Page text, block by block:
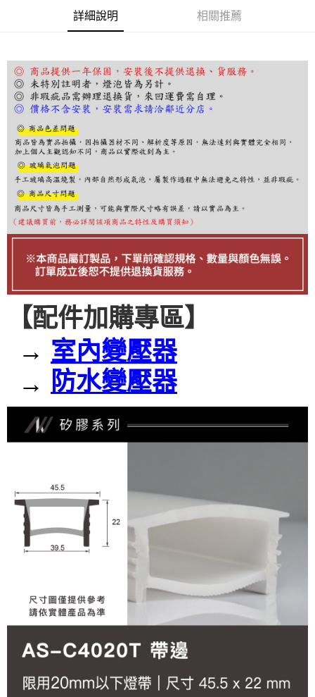
１．簡單：不需註冊會員、不需綁卡、不需儲值。
２．便利：只要手機號碼，簡訊認證，即可結帳。
３．安心：先確認商品／服務後，再付款。
【「AFTEE先享後付」結帳流程】
１．於結帳方式選擇「AFTEE先享後付」後，將跳轉至「AFTEE先享後付」
結帳頁面，進行簡訊認證並確認金額後，即可完成結帳。
２．訂單成立數日內，您將收到繳費通知簡訊。
３．收到繳費通知簡訊後14天內，點擊此簡訊中的連結，可透過四大超商／
ATM／網路銀行／等多元方式進行付款，方視為交易完成。
※ 請注意：結帳手續完成當下不需立刻繳費，但若您需要取消訂單，請聯絡
購買商品的店家。未經商家同意取消之訂單仍視為有效，需透過AFTEE先享
後付繳納相關費用。
※ 交易是否成功請以「AFTEE先享後付 」之結帳頁面顯示為準，若有關於
是否繳費成功／繳費後需取消欲退款等相關疑問，請聯繫「AFTEE先享後付
客戶支援中心」https://netprotections.freshdesk.com/support/home
【注意事項】
１．透過由恩沛科技股份有限公司提供之「AFTEE先享後付」服務完成之交
權轉讓予恩沛科技股份有限公司。
２．關於個人資料處理事宜，請瀏覽以下網址：
https://aftee.tw/terms/#terms3
「AFTEE先享後付」，若未經同意申辦者引起之損失，本公司不負相關責
任。
４．使用「AFTEE先享後付」時，將依據個別帳號之用戶狀況，依本公司即
時審查核予不同之上限額度；若仍有額度不足之情形，本公司將視審查結果
請求用戶進行身份認證。
５．嚴禁一人註冊多個帳號或使用他人資訊註冊。若發現惡意使用之情形，
恩沛科技股份有限公司將有權停止該用戶之使用額度並採取法律行動。
詳細說明 相關推薦
【配件加購專區】
→ 室內變壓器
→ 防水變壓器